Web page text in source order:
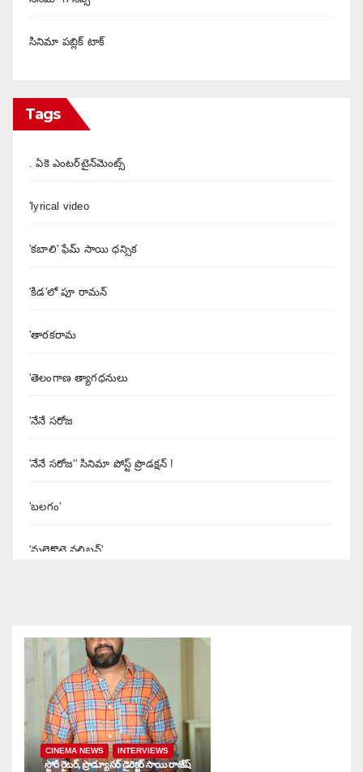
సినిమా పబ్లిక్ టాక్
Tags
. ఏకె ఎంటర్‌టైన్‌మెంట్స్
'lyrical video
'కబాలి' ఫేమ్ సాయి ధన్సిక
'కిడ'లో పూ రామన్
'తారకరామ
'తెలంగాణ త్యాగధనులు
'నేనే సరోజ
'నేనే సరోజ'' సినిమా పోస్ట్ ప్రొడక్షన్ !
'బలగం'
'మలైకొట్టై వలిబన్'
'రుద్రంగి' సినిమా రివ్యూ
'రౌడీ అల్లుడు
'శబరి
'శబ్దం'
CINEMA NEWS INTERVIEWS
స్టోరీ రైటర్, ప్రొడ్యూసర్ డైరెక్టర్ సాయి రాజేష్